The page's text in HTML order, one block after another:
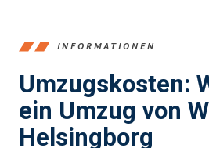
INFORMATIONEN
Umzugskosten:
ein Umzug von
Helsingborg